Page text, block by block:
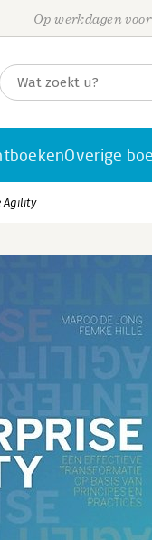
Op werkdagen
Overige
Agility